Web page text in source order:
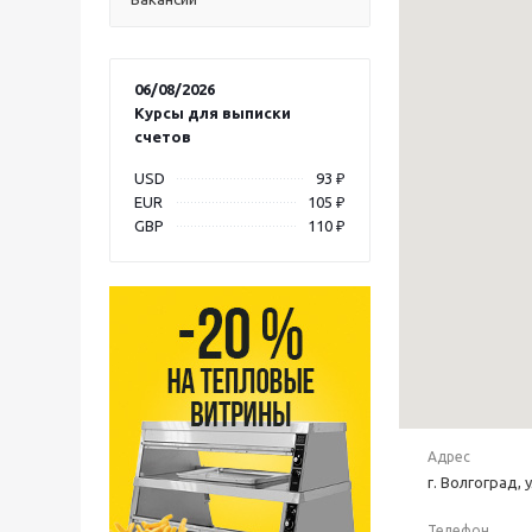
06/08/2026
Курсы для выписки
счетов
USD
93 ₽
EUR
105 ₽
GBP
110 ₽
Адрес
г. Волгоград,